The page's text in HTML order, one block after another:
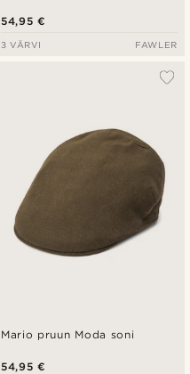
54,95 €
3 VÄRVI FAWLER
Mario pruun Moda soni
54,95 €